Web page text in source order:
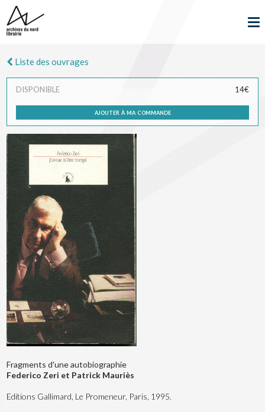
Liste des ouvrages
DISPONIBLE 14€
ajouter à ma commande
Fragments d'une autobiographie
Federico Zeri et Patrick Mauriès
Editions Gallimard, Le Promeneur, Paris, 1995.